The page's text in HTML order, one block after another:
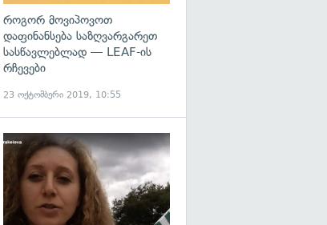
როგორ მოვიპოვოთ
დაფინანსება საზღვარგარეთ
სასწავლებლად — LEAF-ის
რჩევები
23 ოქტომბერი 2019, 10:55
გადახედვა